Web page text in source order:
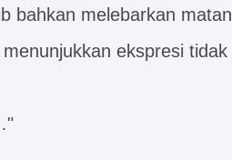
bahkan melebarkan
ekspresi